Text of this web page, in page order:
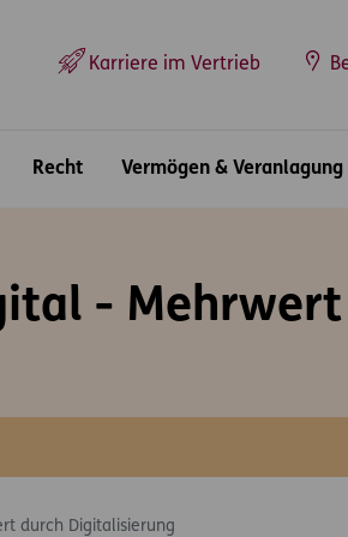
Karriere im Vertrieb
Recht Vermögen & Veranlagung
-
durch Digitalisierung